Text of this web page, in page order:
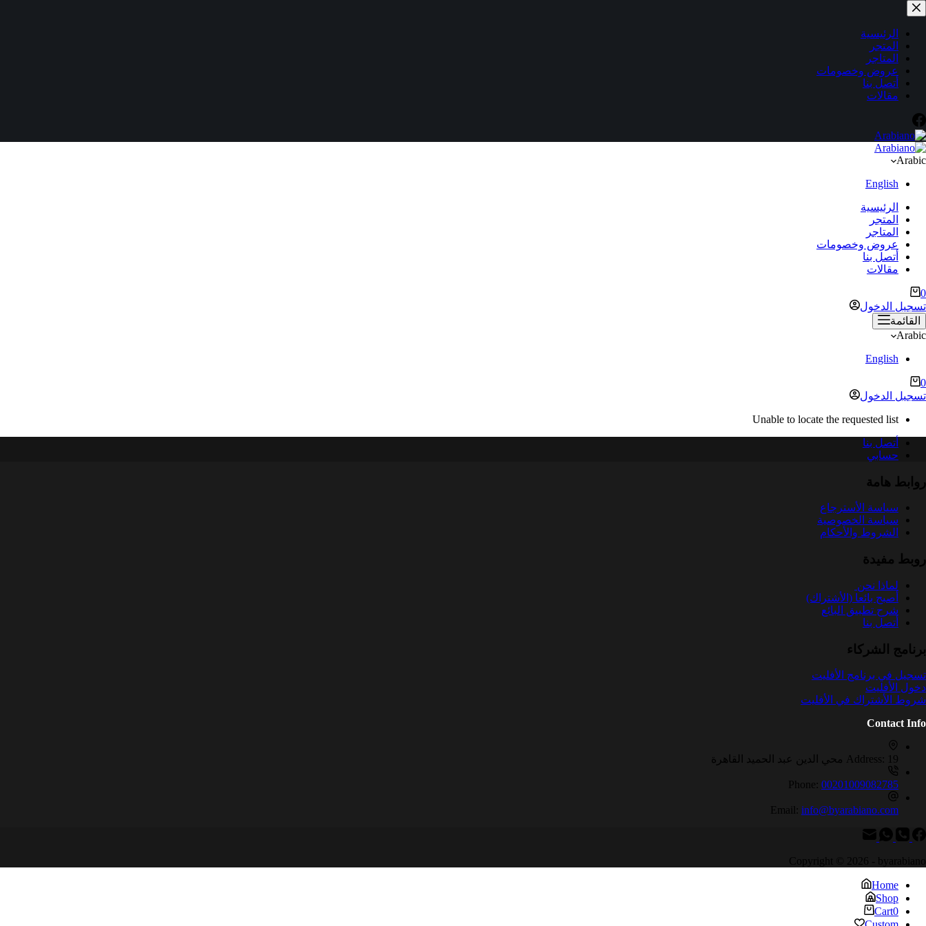
التجاوز
إلى
المحتوىالرئيسية
المتجر
المتاجر
عروض وخصومات
أتصل بنا
مقالات
Arabic
English
الرئيسية
المتجر
المتاجر
عروض وخصومات
أتصل بنا
مقالات
عربة
التسوق
0
تسجيل الدخول
القائمة
Arabic
English
عربة
التسوق
0
تسجيل الدخول
Unable to locate the requested list
أتصل بنا
حسابي
روابط هامة
سياسة الأسترجاع
سياسة الخصوصية
الشروط والأحكام
روبط مفيدة
لماذا نحن
أصبح بائعا (الأشتراك)
شرح تطبيق البائع
أتصل بنا
برنامج الشركاء
تسجيل في برنامج الأفليت
دخول الأفليت
شروط الأشتراك في الأفليت
Contact Info
Address: 19 محي الدين عبد الحميد القاهرة
Phone: 00201009082785
Email: info@byarabiano.com
Copyright © 2026 - byarabiano
Home
Shop
Cart0